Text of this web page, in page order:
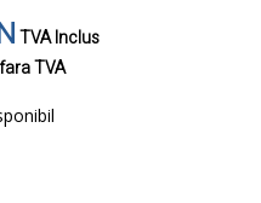
TVA Inclus
TVA